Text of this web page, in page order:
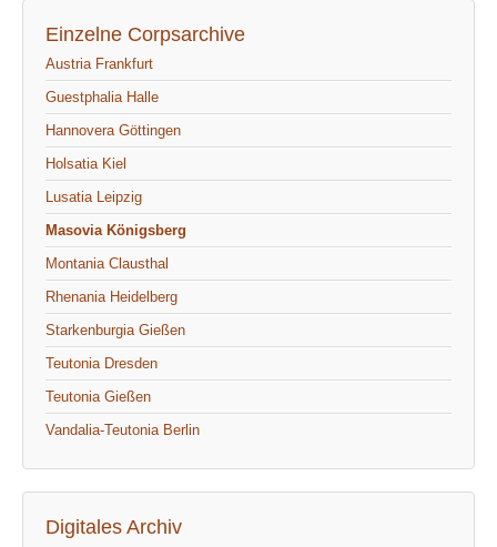
Einzelne Corpsarchive
Austria Frankfurt
Guestphalia Halle
Hannovera Göttingen
Holsatia Kiel
Lusatia Leipzig
Masovia Königsberg
Montania Clausthal
Rhenania Heidelberg
Starkenburgia Gießen
Teutonia Dresden
Teutonia Gießen
Vandalia-Teutonia Berlin
Digitales Archiv